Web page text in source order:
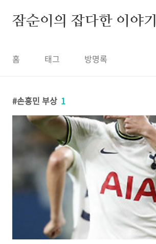
잠순이의 잡다한 이야기
홈 태그 방명록
손흥민 부상 1